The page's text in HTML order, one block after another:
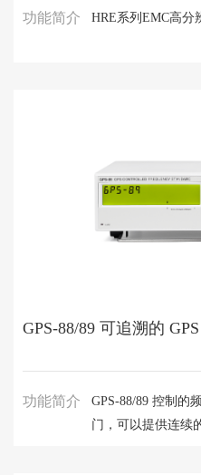
功能简介 HRE系列EMC高分
GPS-88/89 可追溯的
功能简介
GPS-88/89 控制的
门，可以提供连续